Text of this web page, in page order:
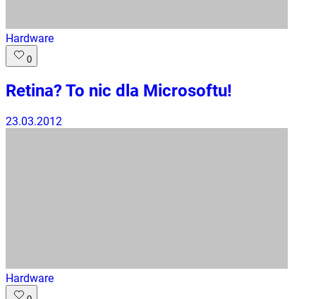
Hardware
0
Retina? To nic dla Microsoftu!
23.03.2012
Hardware